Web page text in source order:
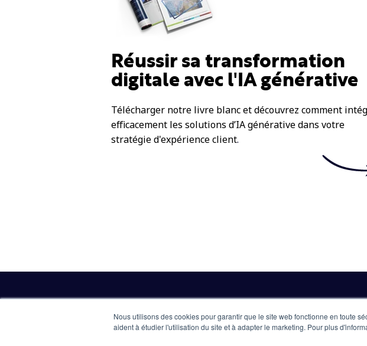
Nous utilisons des cookies pour garantir que le site web fonctionne en toute
aident à étudier l'utilisation du site et à adapter le marketing. Pour plus
Réussir sa transformation
digitale avec l'IA générative
Télécharger notre livre blanc et découvrez comment
efficacement les solutions d’IA générative dans votre
stratégie d'expérience client.